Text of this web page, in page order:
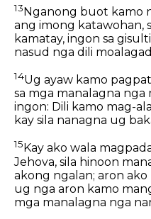
13Nganong buot kamo
ang imong katawohan,
kamatay, ingon sa
nasud nga dili
14Ug ayaw kamo
sa mga manalagna nga
ingon: Dili kamo mag-
kay sila nanagna ug
15 Kay ako wala
Jehova, sila hinoon
akong ngalan; aron
ug nga aron kamo
mga manalagna nga